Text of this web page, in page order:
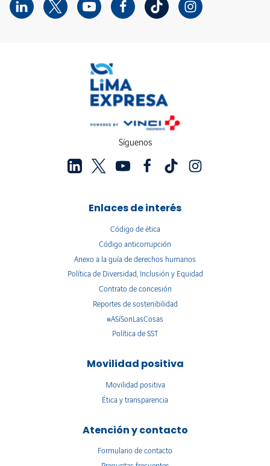
Síguenos
Enlaces de interés
Código de ética
Código anticorrupción
Anexo a la guía de derechos humanos
Política de Diversidad, Inclusión y Equidad
Contrato de concesión
Reportes de sostenibilidad
#ASíSonLasCosas
Política de SST
Movilidad positiva
Movilidad positiva
Ética y transparencia
Atención y contacto
Formulario de contacto